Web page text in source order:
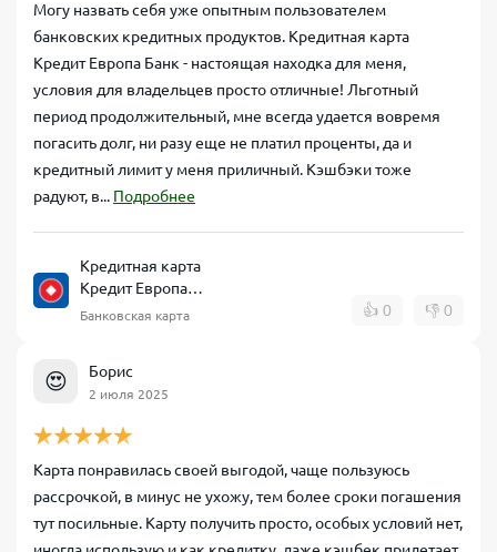
Могу назвать себя уже опытным пользователем
банковских кредитных продуктов. Кредитная карта
Кредит Европа Банк - настоящая находка для меня,
условия для владельцев просто отличные! Льготный
период продолжительный, мне всегда удается вовремя
погасить долг, ни разу еще не платил проценты, да и
кредитный лимит у меня приличный. Кэшбэки тоже
радуют, в... Подробнее
Кредитная карта
Кредит Европа
Банк CARD CREDIT
Банковская карта 👍 0 👎 0
😍 Борис
2 июля 2025
Карта понравилась своей выгодой, чаще пользуюсь
рассрочкой, в минус не ухожу, тем более сроки погашения
тут посильные. Карту получить просто, особых условий нет,